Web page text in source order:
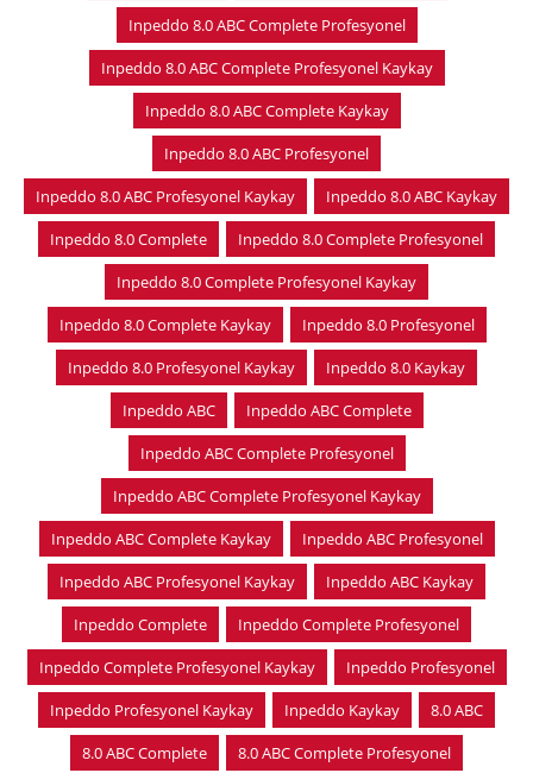
Inpeddo 8.0 ABC Complete Profesyonel
Inpeddo 8.0 ABC Complete Profesyonel Kaykay
Inpeddo 8.0 ABC Complete Kaykay
Inpeddo 8.0 ABC Profesyonel
Inpeddo 8.0 ABC Profesyonel Kaykay
Inpeddo 8.0 ABC Kaykay
Inpeddo 8.0 Complete
Inpeddo 8.0 Complete Profesyonel
Inpeddo 8.0 Complete Profesyonel Kaykay
Inpeddo 8.0 Complete Kaykay
Inpeddo 8.0 Profesyonel
Inpeddo 8.0 Profesyonel Kaykay
Inpeddo 8.0 Kaykay
Inpeddo ABC
Inpeddo ABC Complete
Inpeddo ABC Complete Profesyonel
Inpeddo ABC Complete Profesyonel Kaykay
Inpeddo ABC Complete Kaykay
Inpeddo ABC Profesyonel
Inpeddo ABC Profesyonel Kaykay
Inpeddo ABC Kaykay
Inpeddo Complete
Inpeddo Complete Profesyonel
Inpeddo Complete Profesyonel Kaykay
Inpeddo Profesyonel
Inpeddo Profesyonel Kaykay
Inpeddo Kaykay
8.0 ABC
8.0 ABC Complete
8.0 ABC Complete Profesyonel